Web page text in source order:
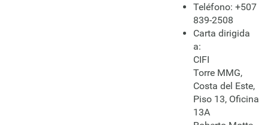
Teléfono: +507
839-2508
Carta dirigida
a:
CIFI
Torre MMG,
Costa del Este,
Piso 13, Oficina
13A